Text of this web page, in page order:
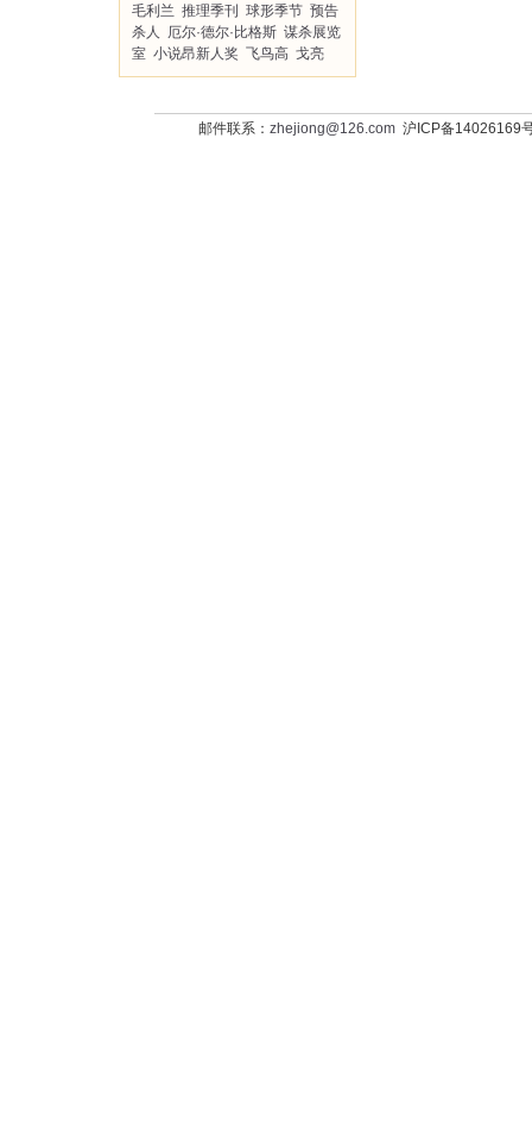
毛利兰 推理季刊 球形季节 预告
杀人
厄尔·德尔·比格斯 谋杀展览
室 小说昂新人奖 飞鸟高 戈亮
邮件联系： zhejiong@126.com沪ICP备14026169